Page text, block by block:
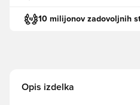
10 milijonov zadovoljnih
Opis izdelka